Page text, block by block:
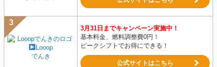
Looop
でんき
3月31日までキャンペーン実施中！
基本料金、燃料調整費0円！
ピークシフトでお得にできる！
公式サイトはこちら